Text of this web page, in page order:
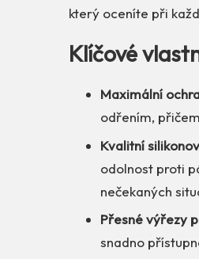
který oceníte při
Klíčové
Maximální
odřením,
Kvalitní
odolnost proti
nečekaných
Přesné výřezy
snadno